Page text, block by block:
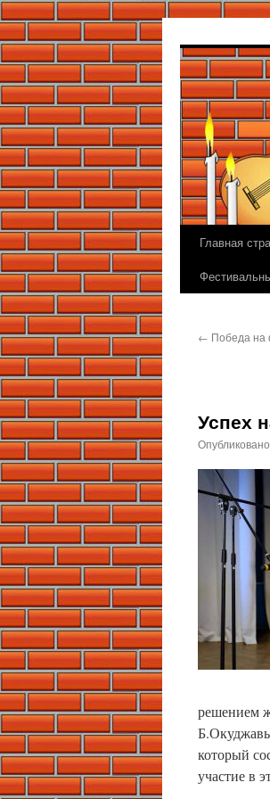
содержимому
Главная
← Победа на
Успех
Опубликовано
решением
который
участие в